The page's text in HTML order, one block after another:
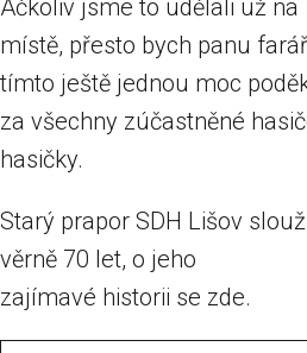
Ačkoliv jsme to udělali už na
místě, přesto bych panu
tímto ještě jednou moc
za všechny zúčastněné
hasičky.
Starý prapor SDH Lišov
věrně 70 let, o jeho
zajímavé historii se zde.